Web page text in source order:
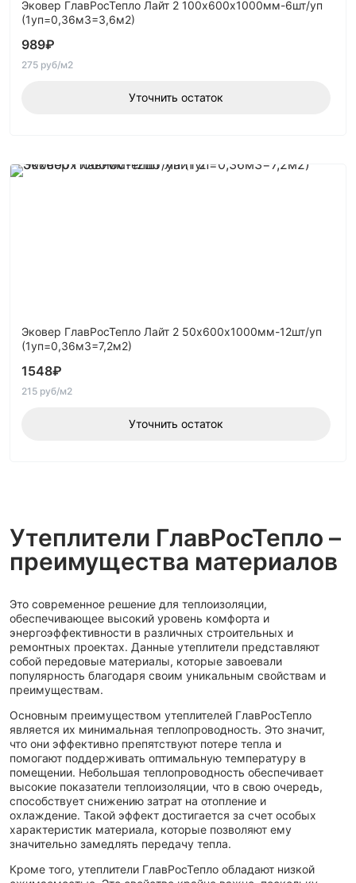
Эковер ГлавРосТепло Лайт 2 100х600х1000мм-6шт/уп
(1уп=0,36м3=3,6м2)
989₽
275 руб/м2
Уточнить остаток
Эковер ГлавРосТепло Лайт 2 50х600х1000мм-12шт/уп
(1уп=0,36м3=7,2м2)
1548₽
215 руб/м2
Уточнить остаток
Утеплители ГлавРосТепло –
преимущества материалов
Это современное решение для теплоизоляции,
обеспечивающее высокий уровень комфорта и
энергоэффективности в различных строительных и
ремонтных проектах. Данные утеплители представляют
собой передовые материалы, которые завоевали
популярность благодаря своим уникальным свойствам и
преимуществам.
Основным преимуществом утеплителей ГлавРосТепло
является их минимальная теплопроводность. Это значит,
что они эффективно препятствуют потере тепла и
помогают поддерживать оптимальную температуру в
помещении. Небольшая теплопроводность обеспечивает
высокие показатели теплоизоляции, что в свою очередь,
способствует снижению затрат на отопление и
охлаждение. Такой эффект достигается за счет особых
характеристик материала, которые позволяют ему
значительно замедлять передачу тепла.
Кроме того, утеплители ГлавРосТепло обладают низкой